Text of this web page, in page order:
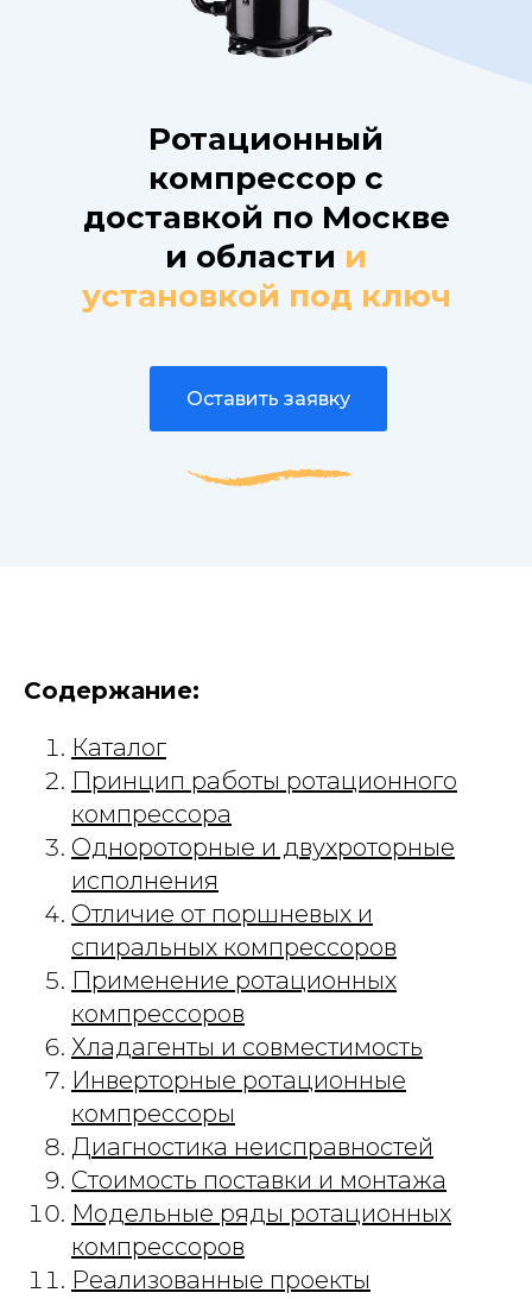
Ротационный
компрессор с
доставкой по Москве
и области и
установкой под ключ
Оставить заявку
Содержание:
Каталог
Принцип работы ротационного
компрессора
Однороторные и двухроторные
исполнения
Отличие от поршневых и
спиральных компрессоров
Применение ротационных
компрессоров
Хладагенты и совместимость
Инверторные ротационные
компрессоры
Диагностика неисправностей
Стоимость поставки и монтажа
Модельные ряды ротационных
компрессоров
Реализованные проекты